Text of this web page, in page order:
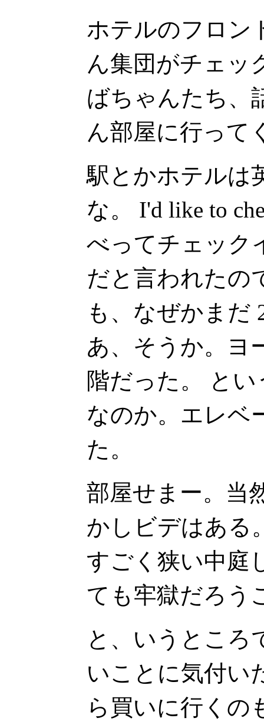
ホテルのフロン
ん集団がチェッ
ばちゃんたち、
ん部屋に行って
駅とかホテルは
な。 I'd like to
べってチェック
だと言われたの
も、なぜかま
あ、そうか。ヨ
階だった。 とい
なのか。エレベ
た。
部屋せまー。当
かしビデはある
すごく狭い中庭
ても牢獄だろう
と、いうところ
いことに気付い
ら買いに行くの